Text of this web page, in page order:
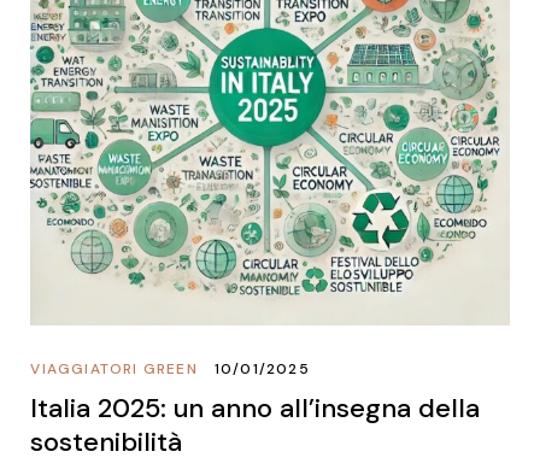
VIAGGIATORI GREEN 10/01/2025
Italia 2025: un anno all’insegna della
sostenibilità